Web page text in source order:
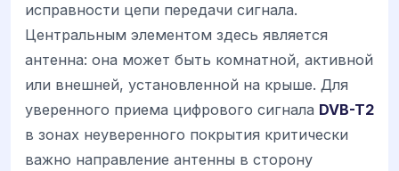
исправности цепи передачи сигнала.
Центральным элементом здесь является
антенна: она может быть комнатной, активной
или внешней, установленной на крыше. Для
уверенного приема цифрового сигнала DVB-T2
в зонах неуверенного покрытия критически
важно направление антенны в сторону